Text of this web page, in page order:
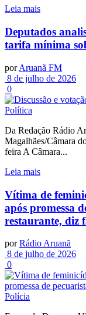
Leia mais
Deputados
tarifa mínima
por Aruanã FM
8 de julho de 2026
0
Política
Da Redação Rádio
Magalhães/Câmara
feira A Câmara...
Leia mais
Vítima de
após promessa
restaurante, diz
por Rádio Aruanã
8 de julho de 2026
0
Polícia